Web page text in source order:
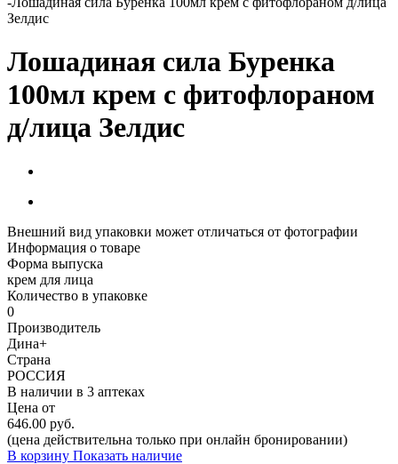
Зелдис
Лошадиная сила Буренка
100мл крем с фитофлораном
д/лица Зелдис
Внешний вид упаковки может отличаться от фотографии
Информация о товаре
Форма выпуска
крем для лица
Количество в упаковке
0
Производитель
Дина+
Страна
РОССИЯ
В наличии в 3 аптеках
Цена от
646.00 руб.
(цена действительна только при онлайн бронировании)
В корзину Показать наличие